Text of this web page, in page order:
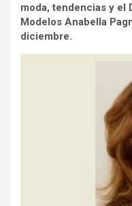
moda, tendencias y el
Modelos Anabella
diciembre.